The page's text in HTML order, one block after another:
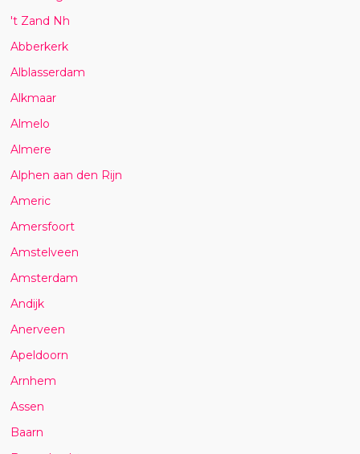
't Zand Nh
Abberkerk
Alblasserdam
Alkmaar
Almelo
Almere
Alphen aan den Rijn
Americ
Amersfoort
Amstelveen
Amsterdam
Andijk
Anerveen
Apeldoorn
Arnhem
Assen
Baarn